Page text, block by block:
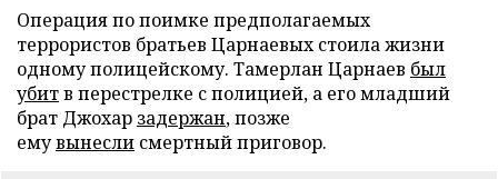
Операция по поимке предполагаемых
террористов братьев Царнаевых стоила жизни
одному полицейскому. Тамерлан Царнаев был
убитв перестрелке с полицией, а его младший
брат Джохар задержан, позже
емувынесли смертный приговор.